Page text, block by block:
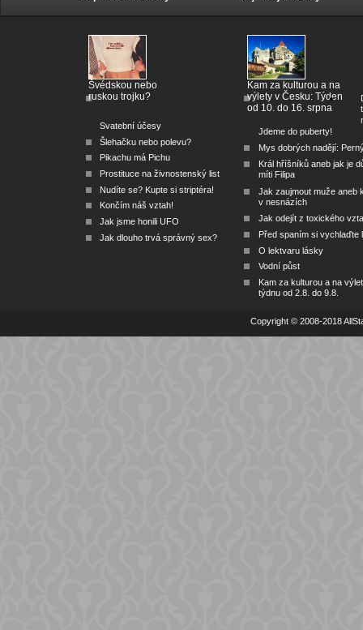
Švédskou nebo
ruskou trojku?
Svatební účesy
Šlehačku nebo polevu?
Pikachu má Pichu
Prostituce na živnostenský list
Nudíte se? Kupte si striptéra!
Končím náš vztah!
Jak jsme honili UFO
Jak dlouho trvá správný sex?
Kam za kulturou a na
výlety v Česku: Týden
od 10. do 16. srpna
Jdeme do puberty!
Mys dobrých nadějí:
Král hříšníků aneb jak je
míti Filipa
Jak zaujmout muže aneb
v nesnázích
Jak odejít z toxického
Před spaním si vychlaďte
O lektvaru lásky
Vodní půst
Kam za kulturou a na
týdnu od 2.8. do 9.8.
Copyright © 2008-2018